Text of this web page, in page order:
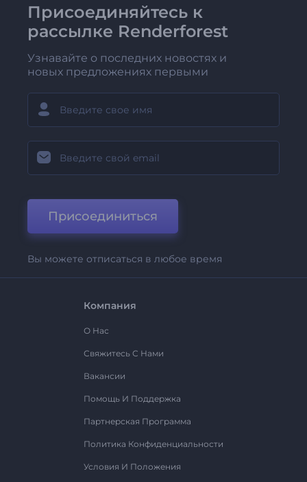
Присоединяйтесь к
рассылке Renderforest
Узнавайте о последних новостях и
новых предложениях первыми
Присоединиться
Вы можете отписаться в любое время
Компания
О Нас
Свяжитесь С Нами
Вакансии
Помощь И Поддержка
Партнерская Программа
Политика Конфиденциальности
Условия И Положения